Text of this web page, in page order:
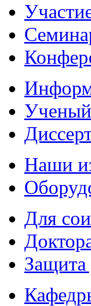
Ученый
Наши
Для
Защита